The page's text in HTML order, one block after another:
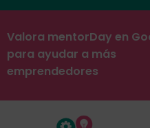
Valora mentorDay en
para ayudar a más
emprendedores